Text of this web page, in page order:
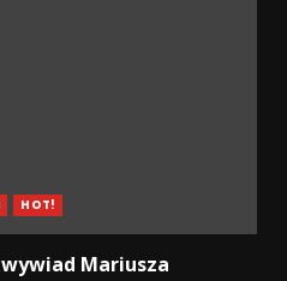
HOT!
Mariusza